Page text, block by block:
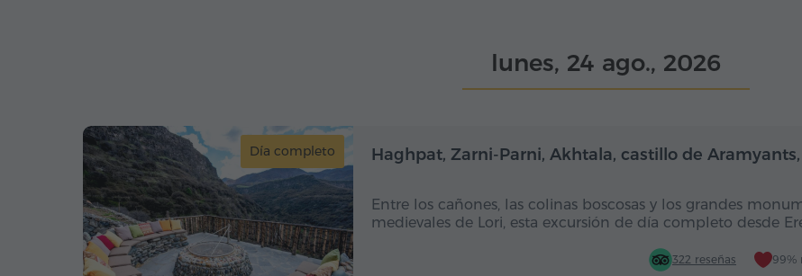
lunes, 24 ago., 2026
Día completo Día completo
Haghpat, Zarni-Parni, Akhtala, castillo de
Entre los cañones, las colinas boscosas y los grandes
medievales de Lori, esta excursión de día completo desde
322 reseñas 99%